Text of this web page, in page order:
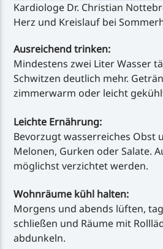
Kardiologe Dr. Christian
Herz und Kreislauf bei
Ausreichend trinken:
Mindestens zwei Liter Wasser
Schwitzen deutlich mehr.
zimmerwarm oder leicht
Leichte Ernährung:
Bevorzugt wasserreiches Obst
Melonen, Gurken oder Salate.
möglichst verzichtet werden.
Wohnräume kühl halten:
Morgens und abends lüften,
schließen und Räume mit
abdunkeln.